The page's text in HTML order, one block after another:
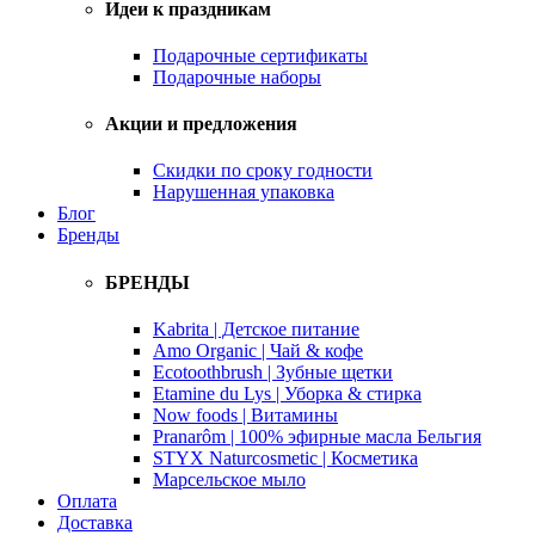
Идеи к праздникам
Подарочные сертификаты
Подарочные наборы
Акции и предложения
Скидки по сроку годности
Нарушенная упаковка
Блог
Бренды
БРЕНДЫ
Kabrita | Детское питание
Amo Organic | Чай & кофе
Ecotoothbrush | Зубные щетки
Etamine du Lys | Уборка & стирка
Now foods | Витамины
Pranarôm | 100% эфирные масла Бельгия
STYX Naturcosmetic | Косметика
Марсельское мыло
Оплата
Доставка